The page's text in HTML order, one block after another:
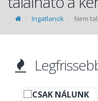
Ingatlanok Nem
CSAK NÁLUNK